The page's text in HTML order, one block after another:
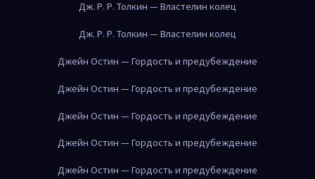
Дж. Р. Р. Толкин — Властелин колец
Дж. Р. Р. Толкин — Властелин колец
Джейн Остин — Гордость и предубеждение
Джейн Остин — Гордость и предубеждение
Джейн Остин — Гордость и предубеждение
Джейн Остин — Гордость и предубеждение
Джейн Остин — Гордость и предубеждение